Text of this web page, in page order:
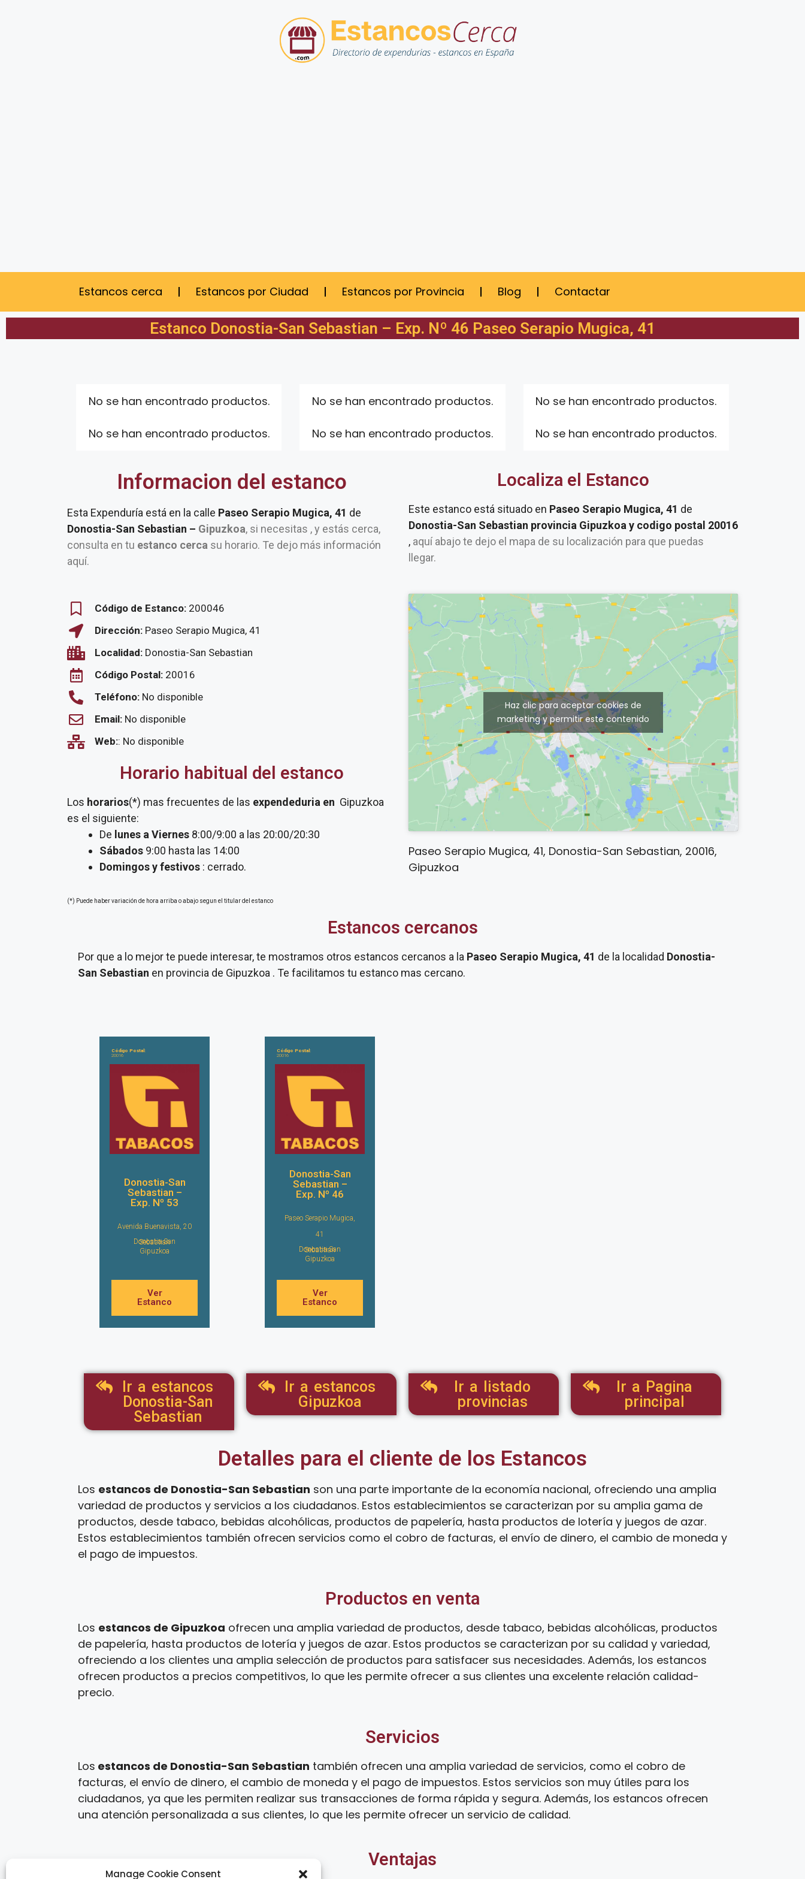
Manage Cookie Consent
Estancos cerca Estancos por Ciudad Estancos por Provincia Blog Contactar
Estanco Donostia-San Sebastian – Exp. Nº 46 Paseo Serapio Mugica, 41
No se han encontrado productos.
No se han encontrado productos.
No se han encontrado productos.
No se han encontrado productos.
No se han encontrado productos.
No se han encontrado productos.
Informacion del estanco
Esta Expenduría está en la calle Paseo Serapio Mugica, 41 de
Donostia-San Sebastian – Gipuzkoa, si necesitas , y estás cerca,
consulta en tu estanco cerca su horario. Te dejo más información
aquí.
Código de Estanco: 200046
Dirección: Paseo Serapio Mugica, 41
Localidad: Donostia-San Sebastian
Código Postal: 20016
Teléfono: No disponible
Email: No disponible
Web:: No disponible
Horario habitual del estanco
Los horarios(*) mas frecuentes de las expendeduria en Gipuzkoa
es el siguiente:
De lunes a Viernes 8:00/9:00 a las 20:00/20:30
Sábados 9:00 hasta las 14:00
Domingos y festivos : cerrado.
(*) Puede haber variación de hora arriba o abajo segun el titular del estanco
Localiza el Estanco
Este estanco está situado en Paseo Serapio Mugica, 41 de
Donostia-San Sebastian provincia Gipuzkoa y codigo postal 20016
, aquí abajo te dejo el mapa de su localización para que puedas
llegar.
Haz clic para aceptar cookies de
marketing y permitir este contenido
Paseo Serapio Mugica, 41, Donostia-San Sebastian, 20016,
Gipuzkoa
Estancos cercanos
Por que a lo mejor te puede interesar, te mostramos otros estancos cercanos a la Paseo Serapio Mugica, 41 de la localidad Donostia-
San Sebastian en provincia de Gipuzkoa . Te facilitamos tu estanco mas cercano.
Código Postal:
20016
Donostia-San
Sebastian –
Exp. Nº 53
Avenida Buenavista, 20
Donostia-San Sebastian
Gipuzkoa
Ver
Estanco
Código Postal:
20016
Donostia-San
Sebastian –
Exp. Nº 46
Paseo Serapio Mugica,
41
Donostia-San Sebastian
Gipuzkoa
Ver
Estanco
Ir a estancos
Donostia-San
Sebastian
Ir a estancos
Gipuzkoa
Ir a listado
provincias
Ir a Pagina
principal
Detalles para el cliente de los Estancos
Los estancos de Donostia-San Sebastian son una parte importante de la economía nacional, ofreciendo una amplia
variedad de productos y servicios a los ciudadanos. Estos establecimientos se caracterizan por su amplia gama de
productos, desde tabaco, bebidas alcohólicas, productos de papelería, hasta productos de lotería y juegos de azar.
Estos establecimientos también ofrecen servicios como el cobro de facturas, el envío de dinero, el cambio de moneda y
el pago de impuestos.
Productos en venta
Los estancos de Gipuzkoa ofrecen una amplia variedad de productos, desde tabaco, bebidas alcohólicas, productos
de papelería, hasta productos de lotería y juegos de azar. Estos productos se caracterizan por su calidad y variedad,
ofreciendo a los clientes una amplia selección de productos para satisfacer sus necesidades. Además, los estancos
ofrecen productos a precios competitivos, lo que les permite ofrecer a sus clientes una excelente relación calidad-
precio.
Servicios
Los estancos de Donostia-San Sebastian también ofrecen una amplia variedad de servicios, como el cobro de
facturas, el envío de dinero, el cambio de moneda y el pago de impuestos. Estos servicios son muy útiles para los
ciudadanos, ya que les permiten realizar sus transacciones de forma rápida y segura. Además, los estancos ofrecen
una atención personalizada a sus clientes, lo que les permite ofrecer un servicio de calidad.
Ventajas